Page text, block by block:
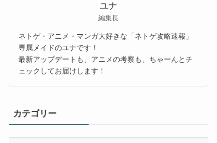
ユナ
編集長
ネトゲ・アニメ・マンガ大好きな「ネトゲ攻略速報」
専属メイドのユナです！
最新アップデートも、アニメの考察も、ちゃーんとチ
ェックしてお届けします！
カテゴリー